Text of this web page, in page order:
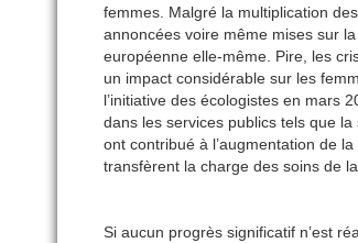
femmes. Malgré la multiplication
annoncées voire même mises sur
européenne elle-même. Pire, les
un impact considérable sur les
l’initiative des écologistes en mars
dans les services publics tels que
ont contribué à l’augmentation de
transfèrent la charge des soins de
Si aucun progrès significatif n’est